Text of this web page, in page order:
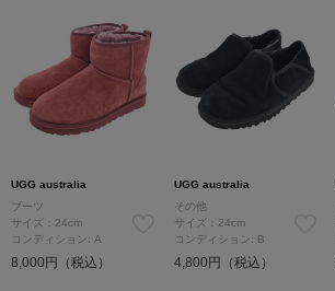
UGG australia
ブーツ
サイズ：24cm
コンディション: A
8,000円（税込）
UGG australia
その他
サイズ：24cm
コンディション: B
4,800円（税込）